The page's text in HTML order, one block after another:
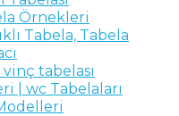
Örnekleri
Tabela, Tabela
vinç tabelası
| wc Tabelaları